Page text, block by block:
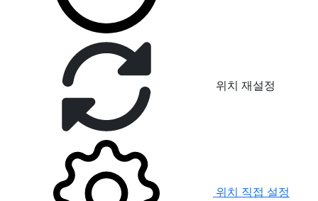
위치 재설정
위치 직접 설정